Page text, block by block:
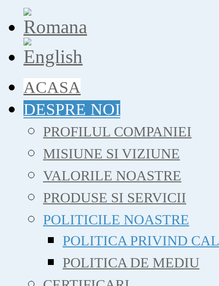
ACASA
DESPRE NOI
PROFILUL COMPANIEI
MISIUNE SI VIZIUNE
VALORILE NOASTRE
PRODUSE SI SERVICII
POLITICILE NOASTRE
POLITICA PRIVIND
POLITICA DE MEDIU